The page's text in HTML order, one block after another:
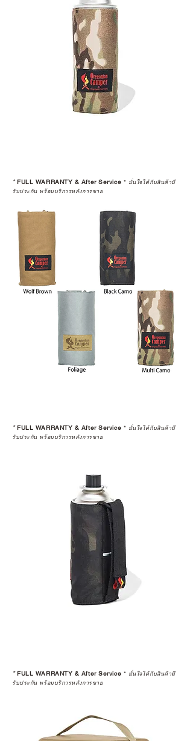
*FULL WARRANTY & After Service * มั่นใจได้กับสินค้ามี
รับประกัน พร้อมบริการหลังการขาย
*FULL WARRANTY & After Service * มั่นใจได้กับสินค้ามี
รับประกัน พร้อมบริการหลังการขาย
*FULL WARRANTY & After Service * มั่นใจได้กับสินค้ามี
รับประกัน พร้อมบริการหลังการขาย